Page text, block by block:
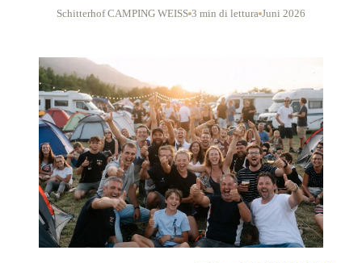
Schitterhof CAMPING WEISS 3 min di lettura Juni 2026